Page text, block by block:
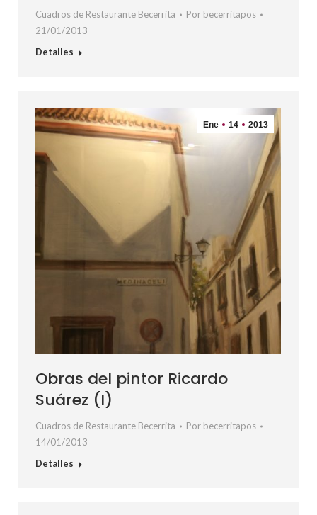
Cuadros de Restaurante Becerrita Por becerritapos
21/01/2013
Detalles
Ene 14 2013
Obras del pintor Ricardo
Suárez (I)
Cuadros de Restaurante Becerrita Por becerritapos
14/01/2013
Detalles